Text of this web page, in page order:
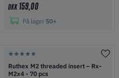
DKK159,00
På lager 50+
Ruthex M2 threaded insert – Rx-
M2x4 - 70 pcs